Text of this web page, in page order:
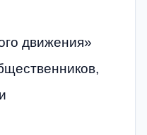
движения»